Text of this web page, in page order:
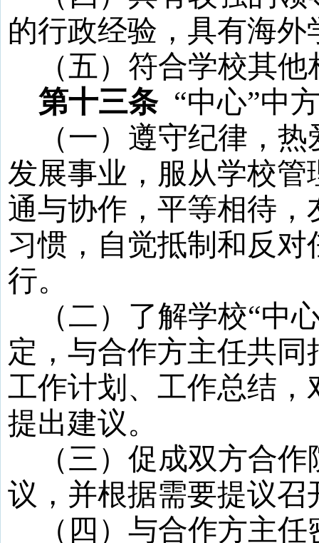
的行政经验，具有海
（五）符合学校其
第十三条 “中心”中
（一）遵守纪律，
发展事业，服从学校
通与协作，平等相待
习惯，自觉抵制和反
行。
（二）了解学校“中
定，与合作方主任共同
工作计划、工作总结
提出建议。
（三）促成双方合
议，并根据需要提议召
（四）与合作方主